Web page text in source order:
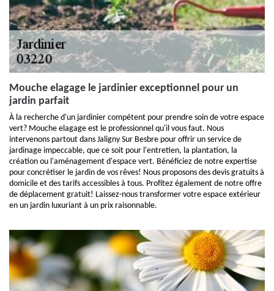
Mouche elagage le jardinier exceptionnel pour un
jardin parfait
À la recherche d'un jardinier compétent pour prendre soin de votre espace
vert? Mouche elagage est le professionnel qu'il vous faut. Nous
intervenons partout dans Jaligny Sur Besbre pour offrir un service de
jardinage impeccable, que ce soit pour l'entretien, la plantation, la
création ou l'aménagement d'espace vert. Bénéficiez de notre expertise
pour concrétiser le jardin de vos rêves! Nous proposons des devis gratuits à
domicile et des tarifs accessibles à tous. Profitez également de notre offre
de déplacement gratuit! Laissez-nous transformer votre espace extérieur
en un jardin luxuriant à un prix raisonnable.